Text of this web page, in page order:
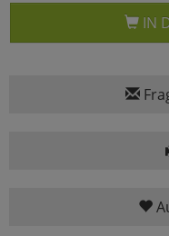
IN